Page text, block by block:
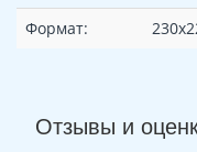
Формат:
Отзывы и